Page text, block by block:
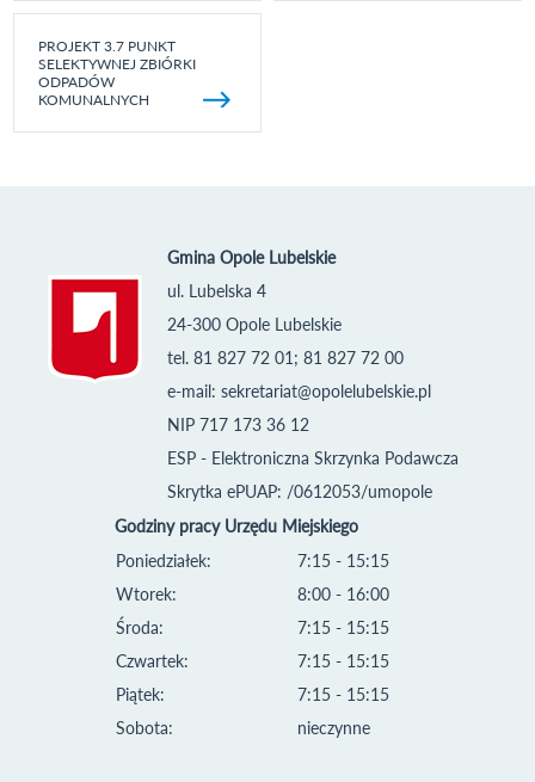
PROJEKT 3.7 PUNKT
SELEKTYWNEJ ZBIÓRKI
ODPADÓW
KOMUNALNYCH
Gmina Opole Lubelskie
ul. Lubelska 4
24-300 Opole Lubelskie
tel. 81 827 72 01; 81 827 72 00
e-mail: sekretariat@opolelubelskie.pl
NIP 717 173 36 12
ESP - Elektroniczna Skrzynka Podawcza
Skrytka ePUAP: /0612053/umopole
Godziny pracy Urzędu Miejskiego
Poniedziałek:
Wtorek:
Środa:
Czwartek:
Piątek:
Sobota:
7:15 - 15:15
8:00 - 16:00
7:15 - 15:15
7:15 - 15:15
7:15 - 15:15
nieczynne